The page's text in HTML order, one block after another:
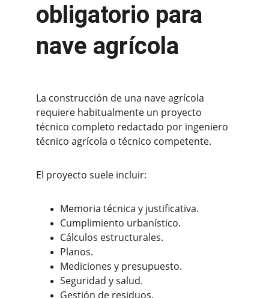
obligatorio para
nave agrícola
La construcción de una nave agrícola
requiere habitualmente un proyecto
técnico completo redactado por ingeniero
técnico agrícola o técnico competente.
El proyecto suele incluir:
Memoria técnica y justificativa.
Cumplimiento urbanístico.
Cálculos estructurales.
Planos.
Mediciones y presupuesto.
Seguridad y salud.
Gestión de residuos.